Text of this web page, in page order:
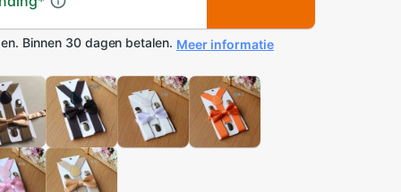
Binnen 30 dagen betalen. Meer informatie